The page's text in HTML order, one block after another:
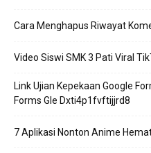
Cara Menghapus Riwayat
Video Siswi SMK 3 Pati Viral
Link Ujian Kepekaan Google
Forms Gle Dxti4p1fvftijjrd8
7 Aplikasi Nonton Anime